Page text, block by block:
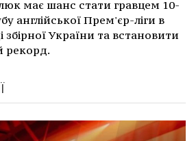
має шанс стати гравцем 10-
англійської Прем'єр-ліги в
збірної України та встановити
рекорд.